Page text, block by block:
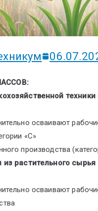
осваивают
«С»
производства
из растительного сырья
осваивают